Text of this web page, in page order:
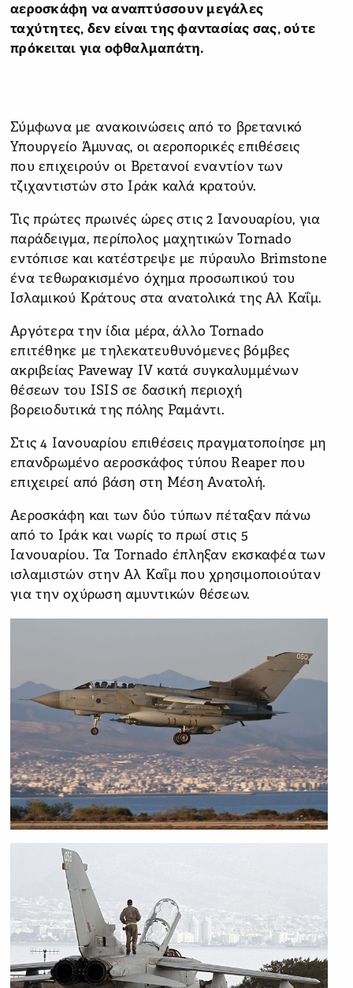
αεροσκάφη να αναπτύσσουν μεγάλες
ταχύτητες, δεν είναι της φαντασίας σας, ούτε
πρόκειται για οφθαλμαπάτη.
Σύμφωνα με ανακοινώσεις από το βρετανικό
Υπουργείο Άμυνας, οι αεροπορικές επιθέσεις
που επιχειρούν οι Βρετανοί εναντίον των
τζιχαντιστών στο Ιράκ καλά κρατούν.
Τις πρώτες πρωινές ώρες στις 2 Ιανουαρίου, για
παράδειγμα, περίπολος μαχητικών Tornado
εντόπισε και κατέστρεψε με πύραυλο Brimstone
ένα τεθωρακισμένο όχημα προσωπικού του
Ισλαμικού Κράτους στα ανατολικά της Αλ Καΐμ.
Αργότερα την ίδια μέρα, άλλο Tornado
επιτέθηκε με τηλεκατευθυνόμενες βόμβες
ακριβείας Paveway IV κατά συγκαλυμμένων
θέσεων του ISIS σε δασική περιοχή
βορειοδυτικά της πόλης Ραμάντι.
Στις 4 Ιανουαρίου επιθέσεις πραγματοποίησε μη
επανδρωμένο αεροσκάφος τύπου Reaper που
επιχειρεί από βάση στη Μέση Ανατολή.
Αεροσκάφη και των δύο τύπων πέταξαν πάνω
από το Ιράκ και νωρίς το πρωί στις 5
Ιανουαρίου. Τα Tornado έπληξαν εκσκαφέα των
ισλαμιστών στην Αλ Καΐμ που χρησιμοποιούταν
για την οχύρωση αμυντικών θέσεων.